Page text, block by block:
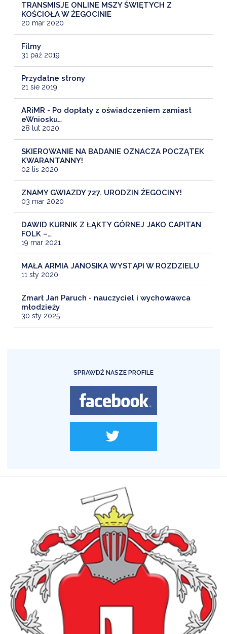
TRANSMISJE ONLINE MSZY ŚWIĘTYCH Z
KOŚCIOŁA W ŻEGOCINIE
20 mar 2020
Filmy
31 paź 2019
Przydatne strony
21 sie 2019
ARiMR - Po dopłaty z oświadczeniem zamiast
eWniosku…
28 lut 2020
SKIEROWANIE NA BADANIE OZNACZA POCZĄTEK
KWARANTANNY!
02 lis 2020
ZNAMY GWIAZDY 727. URODZIN ŻEGOCINY!
03 mar 2020
DAWID KURNIK Z ŁĄKTY GÓRNEJ JAKO CAPITAN
FOLK –…
19 mar 2021
MAŁA ARMIA JANOSIKA WYSTĄPI W ROZDZIELU
11 sty 2020
Zmarł Jan Paruch - nauczyciel i wychowawca
młodzieży
30 sty 2025
SPRAWDŹ NASZE PROFILE